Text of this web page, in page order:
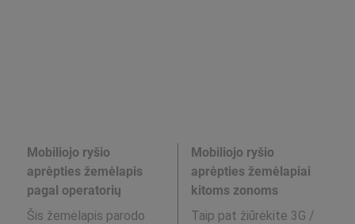
Mobiliojo ryšio
aprėpties žemėlapis
pagal operatorių
Šis žemėlapis parodo
Mobiliojo ryšio
aprėpties žemėlapiai
kitoms zonoms
Taip pat žiūrėkite 3G /